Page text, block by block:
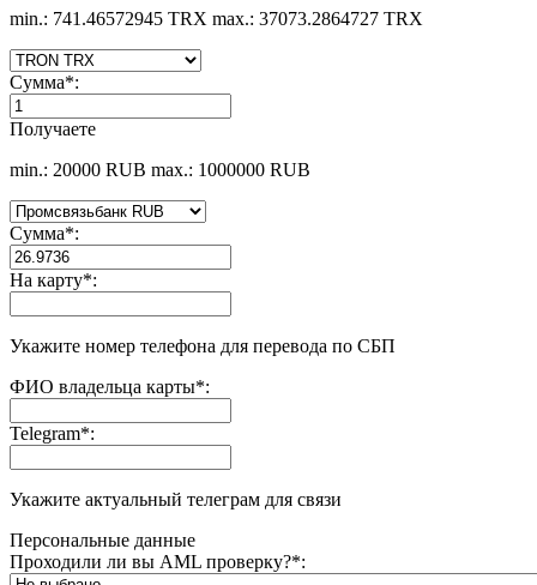
min.: 741.46572945 TRX max.: 37073.2864727 TRX
Сумма*:
Получаете
min.: 20000 RUB max.: 1000000 RUB
Сумма*:
На карту*:
Укажите номер телефона для перевода по СБП
ФИО владельца карты*:
Telegram*:
Укажите актуальный телеграм для связи
Персональные данные
Проходили ли вы AML проверку?*: